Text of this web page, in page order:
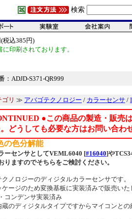
検索
税込385円)
印刷されております。
：ADJD-S371-QR999
リ ≫ アバゴテクノロジー / カラーセンサ /
●この商品の製造・販売
どうしても必要な方はお問い合わ
の色分解能
ーセンサとしてVEML6040 [#16040]や
りますのでそちらをご検討ください。
ノロジーのディジタルカラーセンサです。
ージのため変換基板に実装済みで販売いた
コンデンサ実装済み
のディジタルタイプですからマイコンと